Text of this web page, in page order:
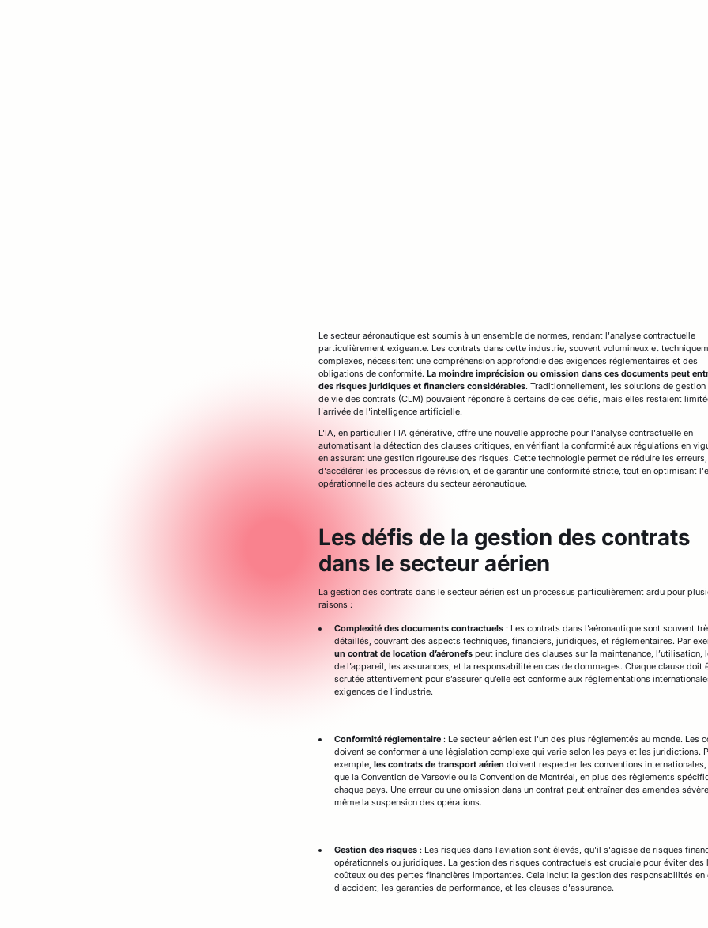
Le secteur aéronautique est soumis à un ensemble de normes, rendant l'analyse contractuelle
particulièrement exigeante. Les contrats dans cette industrie, souvent volumineux et
complexes, nécessitent une compréhension approfondie des exigences réglementaires et des
obligations de conformité.La moindre imprécision ou omission dans ces documents peut
des risques juridiques et financiers considérables. Traditionnellement, les solutions de
de vie des contrats (CLM) pouvaient répondre à certains de ces défis, mais elles restaient
l'arrivée de l'intelligence artificielle.
L'IA, en particulier l'IA générative, offre une nouvelle approche pour l'analyse contractuelle en
automatisant la détection des clauses critiques, en vérifiant la conformité aux régulations en
en assurant une gestion rigoureuse des risques. Cette technologie permet de réduire les erreurs,
d'accélérer les processus de révision, et de garantir une conformité stricte, tout en optimisant
opérationnelle des acteurs du secteur aéronautique.
Les défis de la gestion des contrats
dans le secteur aérien
La gestion des contrats dans le secteur aérien est un processus particulièrement ardu pour
raisons :
Complexité des documents contractuels: Les contrats dans l’aéronautique sont souvent
détaillés, couvrant des aspects techniques, financiers, juridiques, et réglementaires. Par
un contrat de location d’aéronefspeut inclure des clauses sur la maintenance, l’utilisation,
de l’appareil, les assurances, et la responsabilité en cas de dommages. Chaque clause doit
scrutée attentivement pour s’assurer qu’elle est conforme aux réglementations
exigences de l’industrie.
Conformité réglementaire: Le secteur aérien est l'un des plus réglementés au monde. Les
doivent se conformer à une législation complexe qui varie selon les pays et les juridictions.
exemple, les contrats de transport aérien doivent respecter les conventions
que la Convention de Varsovie ou la Convention de Montréal, en plus des règlements
chaque pays. Une erreur ou une omission dans un contrat peut entraîner des amendes
même la suspension des opérations.
Gestion des risques: Les risques dans l’aviation sont élevés, qu'il s'agisse de risques
opérationnels ou juridiques. La gestion des risques contractuels est cruciale pour éviter des
coûteux ou des pertes financières importantes. Cela inclut la gestion des responsabilités en
d'accident, les garanties de performance, et les clauses d'assurance.